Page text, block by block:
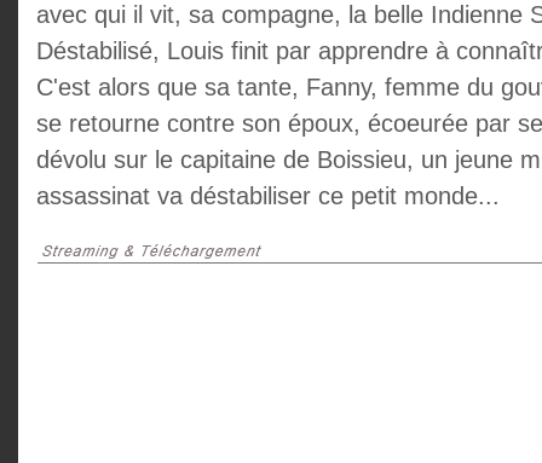
avec qui il vit, sa compagne, la belle Indienne
Déstabilisé, Louis finit par apprendre à
C'est alors que sa tante, Fanny, femme du
se retourne contre son époux, écoeurée par
dévolu sur le capitaine de Boissieu, un jeune
assassinat va déstabiliser ce petit monde...